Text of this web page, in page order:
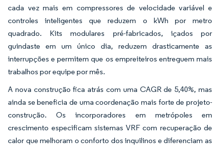
cada vez mais em compressores de velocidade variável e
controles inteligentes que reduzem o kWh por metro
quadrado. Kits modulares pré-fabricados, içados por
guindaste em um único dia, reduzem drasticamente as
interrupções e permitem que os empreiteiros entreguem mais
trabalhos por equipe por mês.
A nova construção fica atrás com uma CAGR de 5,40%, mas
ainda se beneficia de uma coordenação mais forte de projeto-
construção. Os incorporadores em metrópoles em
crescimento especificam sistemas VRF com recuperação de
calor que melhoram o conforto dos inquilinos e diferenciam as